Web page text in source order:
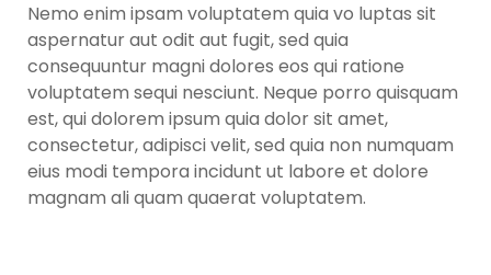
Nemo enim ipsam voluptatem quia vo luptas sit
aspernatur aut odit aut fugit, sed quia
consequuntur magni dolores eos qui ratione
voluptatem sequi nesciunt. Neque porro quisquam
est, qui dolorem ipsum quia dolor sit amet,
consectetur, adipisci velit, sed quia non numquam
eius modi tempora incidunt ut labore et dolore
magnam ali quam quaerat voluptatem.